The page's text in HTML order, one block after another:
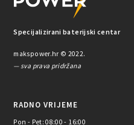
Specijalizirani baterijski centar
makspower.hr © 2022.
— sva prava pridržana
RADNO VRIJEME
Pon - Pet: 08:00 - 16:00